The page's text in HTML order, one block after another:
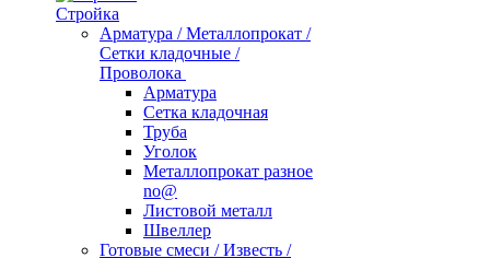
Стройка
Арматура / Металлопрокат /
Сетки кладочные /
Проволока
Арматура
Сетка кладочная
Труба
Уголок
Металлопрокат разное
no@
Листовой металл
Швеллер
Готовые смеси / Известь /